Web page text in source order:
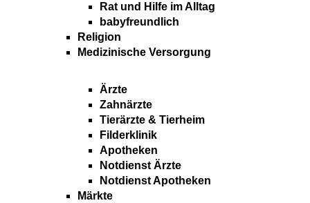
Rat und Hilfe im Alltag
babyfreundlich
Religion
Medizinische Versorgung
Ärzte
Zahnärzte
Tierärzte & Tierheim
Filderklinik
Apotheken
Notdienst Ärzte
Notdienst Apotheken
Märkte